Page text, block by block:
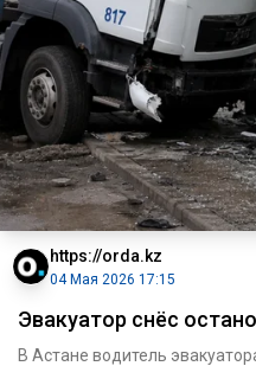
https://orda.kz
04 Мая 2026 17:15
Эвакуатор снёс
В Астане водитель